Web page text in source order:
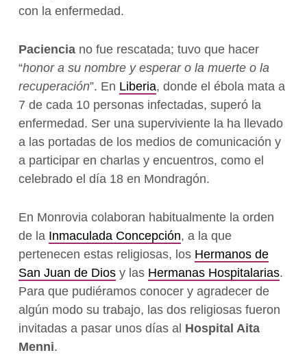
con la enfermedad.
Pacienciano fue rescatada; tuvo que hacer
“honor a su nombre y esperar o la muerte o la
recuperación”. En Liberia, donde el ébola mata a
7 de cada 10 personas infectadas, superó la
enfermedad. Ser una superviviente la ha llevado
a las portadas de los medios de comunicación y
a participar en charlas y encuentros, como el
celebrado el día 18 en Mondragón.
En Monrovia colaboran habitualmente la orden
de la Inmaculada Concepción, a la que
pertenecen estas religiosas, los Hermanos de
San Juan de Diosy las Hermanas Hospitalarias.
Para que pudiéramos conocer y agradecer de
algún modo su trabajo, las dos religiosas fueron
invitadas a pasar unos días al Hospital Aita
Menni.